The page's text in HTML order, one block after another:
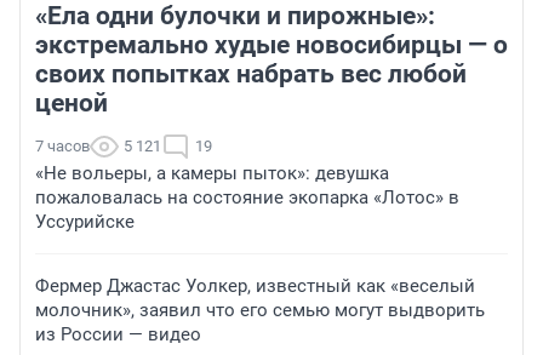
«Ела одни булочки и пирожные»:
экстремально худые новосибирцы — о
своих попытках набрать вес любой
ценой
7 часов 5 121 19
«Не вольеры, а камеры пыток»: девушка
пожаловалась на состояние экопарка «Лотос» в
Уссурийске
Фермер Джастас Уолкер, известный как «веселый
молочник», заявил что его семью могут выдворить
из России — видео